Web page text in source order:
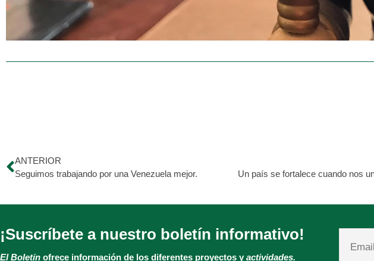
ANTERIOR
Seguimos trabajando por una Venezuela mejor.
¡Suscríbete a nuestro boletín informativo!
El Boletín ofrece información de los diferentes proyectos y actividades.